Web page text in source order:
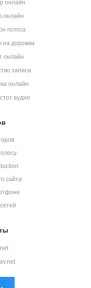
онлайн
онлайн
голоса
на дорожки
онлайн
записи
онлайн
аудио
сайта